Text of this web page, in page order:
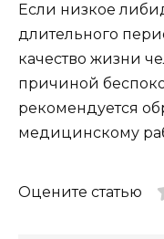
Если низкое
длительного
качество жизни
причиной
рекомендуется
медицинскому
Оцените статью